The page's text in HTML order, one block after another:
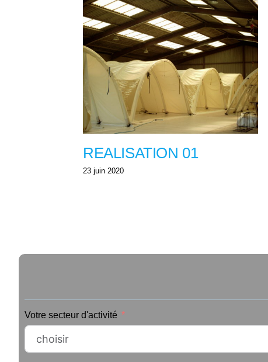
REALISATION 01
23 juin 2020
Votre secteur d'activité